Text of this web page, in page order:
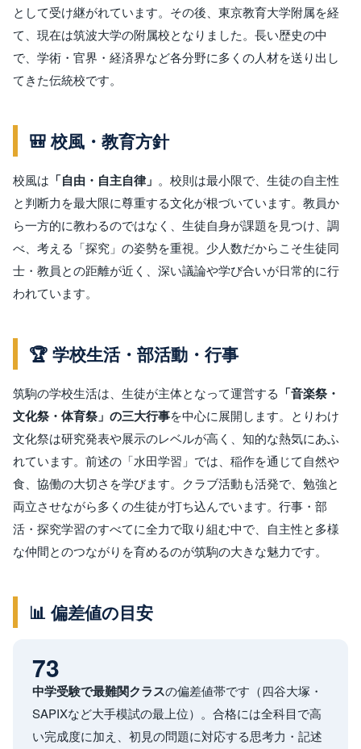
として受け継がれています。その後、東京教育大学附属を経
て、現在は筑波大学の附属校となりました。長い歴史の中
で、学術・官界・経済界など各分野に多くの人材を送り出し
てきた伝統校です。
🎒 校風・教育方針
校風は 「自由・自主自律」 。校則は最小限で、生徒の自主性
と判断力を最大限に尊重する文化が根づいています。教員か
ら一方的に教わるのではなく、生徒自身が課題を見つけ、調
べ、考える「探究」の姿勢を重視。少人数だからこそ生徒同
士・教員との距離が近く、深い議論や学び合いが日常的に行
われています。
🏆 学校生活・部活動・行事
筑駒の学校生活は、生徒が主体となって運営する 「音楽祭・
文化祭・体育祭」の三大行事を中心に展開します。とりわけ
文化祭は研究発表や展示のレベルが高く、知的な熱気にあふ
れています。前述の「水田学習」では、稲作を通じて自然や
食、協働の大切さを学びます。クラブ活動も活発で、勉強と
両立させながら多くの生徒が打ち込んでいます。行事・部
活・探究学習のすべてに全力で取り組む中で、自主性と多様
な仲間とのつながりを育めるのが筑駒の大きな魅力です。
📊 偏差値の目安
73
中学受験で最難関クラスの偏差値帯です（四谷大塚・
SAPIXなど大手模試の最上位）。合格には全科目で高
い完成度に加え、初見の問題に対応する思考力・記述